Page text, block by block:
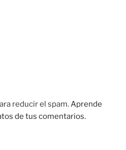
reducir el spam.Aprende
de tus comentarios.